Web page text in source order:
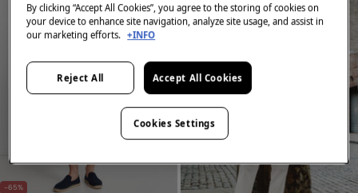
-65%
By clicking “Accept All Cookies”, you agree to the storing of cookies on
your device to enhance site navigation, analyze site usage, and assist in
our marketing efforts. +INFO
Reject All Accept All Cookies
Cookies Settings